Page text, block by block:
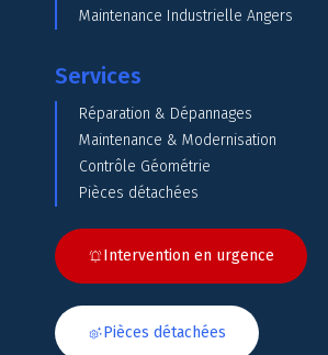
Maintenance Industrielle Angers
Services
Réparation & Dépannages
Maintenance & Modernisation
Contrôle Géométrie
Pièces détachées
Intervention en urgence
Pièces détachées